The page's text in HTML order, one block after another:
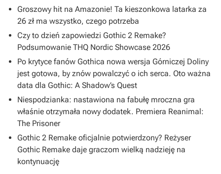
Groszowy hit na Amazonie! Ta kieszonkowa latarka za
26 zł ma wszystko, czego potrzeba
Czy to dzień zapowiedzi Gothic 2 Remake?
Podsumowanie THQ Nordic Showcase 2026
Po krytyce fanów Gothica nowa wersja Górniczej Doliny
jest gotowa, by znów powalczyć o ich serca. Oto ważna
data dla Gothic: A Shadow’s Quest
Niespodzianka: nastawiona na fabułę mroczna gra
właśnie otrzymała nowy dodatek. Premiera Reanimal:
The Prisoner
Gothic 2 Remake oficjalnie potwierdzony? Reżyser
Gothic Remake daje graczom wielką nadzieję na
kontynuację